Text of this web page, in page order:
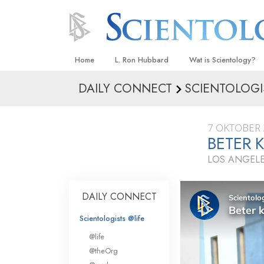
Home L. Ron Hubbard Wat is Scientology?
Overtuigingen &
Wat scientologen
Scientology
Maak kennis met een
Binnen in een Kerk
De Grondbeginselen
Een Inleiding tot
DAILY CONNECT
7
BETER
LOS
DAILY CONNECT
Scientologists @life
@life
@theOrg